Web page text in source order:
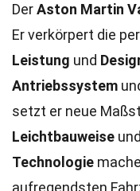
DerAston Martin
Er verkörpert die
Leistung und
Antriebssystem
setzt er neue
Leichtbauweise
Technologie
aufregendsten